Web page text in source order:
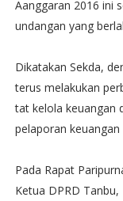
Aanggaran 2016 ini
undangan yang
Dikatakan Sekda,
terus melakukan
tat kelola keuangan
pelaporan
Pada Rapat
Ketua DPRD Tanbu,